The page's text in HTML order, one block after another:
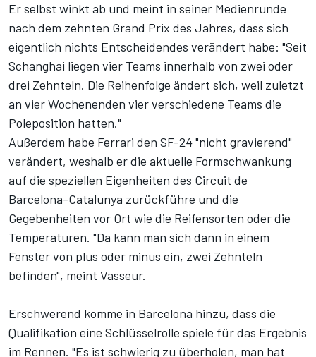
Er selbst winkt ab und meint in seiner Medienrunde
nach dem zehnten Grand Prix des Jahres, dass sich
eigentlich nichts Entscheidendes verändert habe: "Seit
Schanghai liegen vier Teams innerhalb von zwei oder
drei Zehnteln. Die Reihenfolge ändert sich, weil zuletzt
an vier Wochenenden vier verschiedene Teams die
Poleposition hatten."
Außerdem habe Ferrari den SF-24 "nicht gravierend"
verändert, weshalb er die aktuelle Formschwankung
auf die speziellen Eigenheiten des Circuit de
Barcelona-Catalunya zurückführe und die
Gegebenheiten vor Ort wie die Reifensorten oder die
Temperaturen. "Da kann man sich dann in einem
Fenster von plus oder minus ein, zwei Zehnteln
befinden", meint Vasseur.
Erschwerend komme in Barcelona hinzu, dass die
Qualifikation eine Schlüsselrolle spiele für das Ergebnis
im Rennen. "Es ist schwierig zu überholen, man hat